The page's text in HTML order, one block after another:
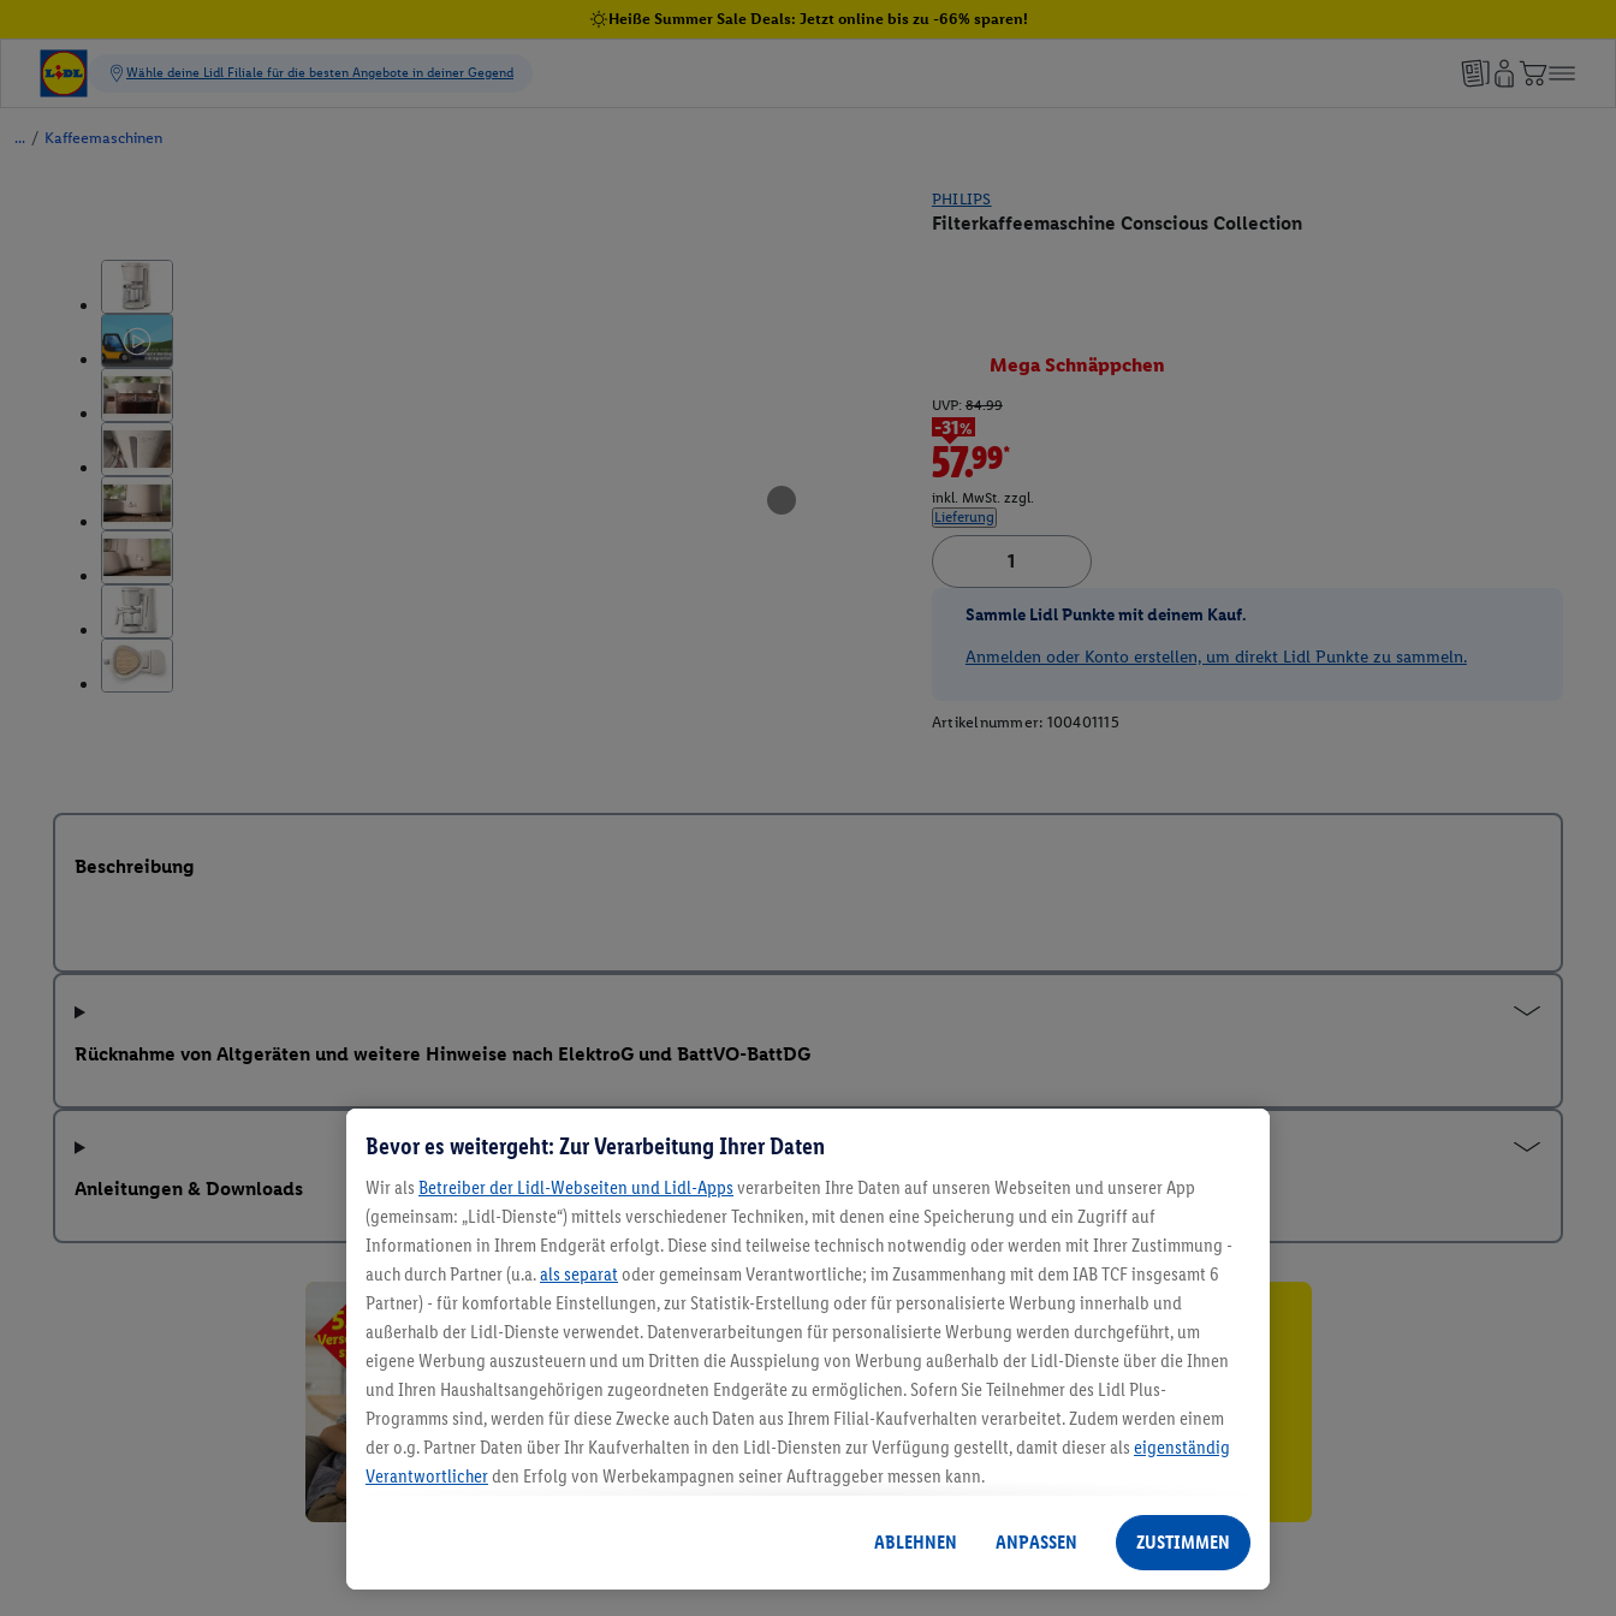
Heiße Summer Sale Deals: Jetzt online bis zu -66% sparen!
/ Kaffeemaschinen
PHILIPS
Filterkaffeemaschine Conscious Collection
Mega Schnäppchen
UVP: 84.99
-31%
57.99*
inkl. MwSt. zzgl.
Lieferung
Sammle Lidl Punkte mit deinem Kauf.
Anmelden oder Konto erstellen, um direkt Lidl Punkte zu sammeln.
Artikelnummer: 100401115
Beschreibung
Rücknahme von Altgeräten und weitere Hinweise nach ElektroG und BattVO-BattDG
Anleitungen & Downloads
5.95 € Versand sparen³²ᵃ
Jetzt zum Newsletter anmelden
Gutschein sichern!
Bevor es weitergeht: Zur Verarbeitung Ihrer Daten
Wir als Betreiber der Lidl-Webseiten und Lidl-Apps verarbeiten Ihre Daten auf unseren Webseiten und unserer App
(gemeinsam: „Lidl-Dienste“) mittels verschiedener Techniken, mit denen eine Speicherung und ein Zugriff auf
Informationen in Ihrem Endgerät erfolgt. Diese sind teilweise technisch notwendig oder werden mit Ihrer Zustimmung -
auch durch Partner (u.a.als separat oder gemeinsam Verantwortliche; im Zusammenhang mit dem IAB TCF insgesamt 6
Partner) - für komfortable Einstellungen, zur Statistik-Erstellung oder für personalisierte Werbung innerhalb und
außerhalb der Lidl-Dienste verwendet. Datenverarbeitungen für personalisierte Werbung werden durchgeführt, um
eigene Werbung auszusteuern und um Dritten die Ausspielung von Werbung außerhalb der Lidl-Dienste über die Ihnen
und Ihren Haushaltsangehörigen zugeordneten Endgeräte zu ermöglichen. Sofern Sie Teilnehmer des Lidl Plus-
Programms sind, werden für diese Zwecke auch Daten aus Ihrem Filial-Kaufverhalten verarbeitet. Zudem werden einem
der o.g. Partner Daten über Ihr Kaufverhalten in den Lidl-Diensten zur Verfügung gestellt, damit dieser als eigenständig
Verantwortlicherden Erfolg von Werbekampagnen seiner Auftraggeber messen kann.
angereicherten Profilen. Dies umfasst die Zusammenführung von Daten (z.B. über Ihre Nutzung der Lidl-Dienste, Ihr
Kaufverhalten in den Lidl-Diensten, Informationen aus Ihrem Kundenkonto - z.B. Alter oder Geschlecht - sowie Ihre
genauen Standortdaten) auch über verschiedene Endgeräte und Lidl-Dienste hinweg einschließlich dem Speichern von
ABLEHNEN ANPASSEN ZUSTIMMEN